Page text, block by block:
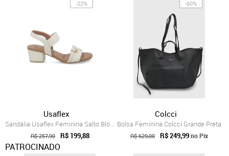
-22%
Usaflex
Sandália Usaflex Feminina Salto Bloco Em...
R$ 257,90 R$ 199,88
PATROCINADO
-60%
Colcci
Bolsa Feminina Colcci Grande Preta
R$ 629,00 R$ 249,99no Pix